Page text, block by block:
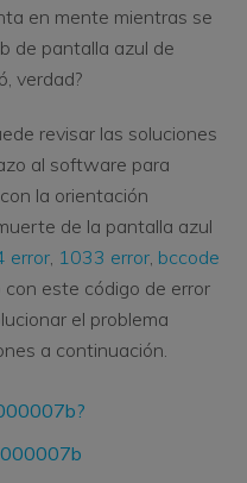
en mente mientras se
de pantalla azul de
verdad?
revisar las soluciones
al software para
la orientación
de la pantalla azul
error, 1033 error, bccode
este código de error
el problema
a continuación.